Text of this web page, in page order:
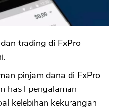
pinjam dana di FxPro
hasil pengalaman
kelebihan kekurangan